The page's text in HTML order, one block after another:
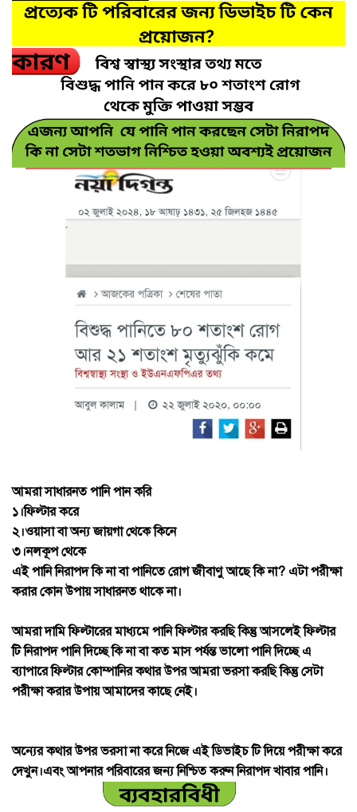
আমরা সাধারনত পানি পান করি
১।ফিল্টার করে
২।ওয়াসা বা অন্য জায়গা থেকে কিনে
৩।নলকূপ থেকে
এই পানি নিরাপদ কি না বা পানিতে রোগ জীবাণু আছে কি না? এটা পরীক্ষা
করার কোন উপায় সাধারনত থাকে না।
আমরা দামি ফিল্টারের মাধ্যমে পানি ফিল্টার করছি কিন্তু আসলেই ফিল্টার
টি নিরাপদ পানি দিচ্ছে কি না বা কত মাস পর্যন্ত ভালো পানি দিচ্ছে এ
ব্যাপারে ফিল্টার কোম্পানির কথার উপর আমরা ভরসা করছি কিন্তু সেটা
পরীক্ষা করার উপায় আমাদের কাছে নেই।
অন্যের কথার উপর ভরসা না করে নিজে এই ডিভাইচ টি দিয়ে পরীক্ষা করে
দেখুন।এবং আপনার পরিবারের জন্য নিশ্চিত করুন নিরাপদ খাবার পানি।